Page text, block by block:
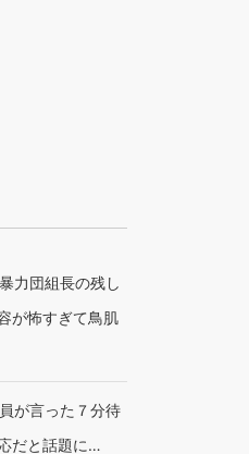
力団組長の残し
が怖すぎて鳥肌
が言った７分待
だと話題に…